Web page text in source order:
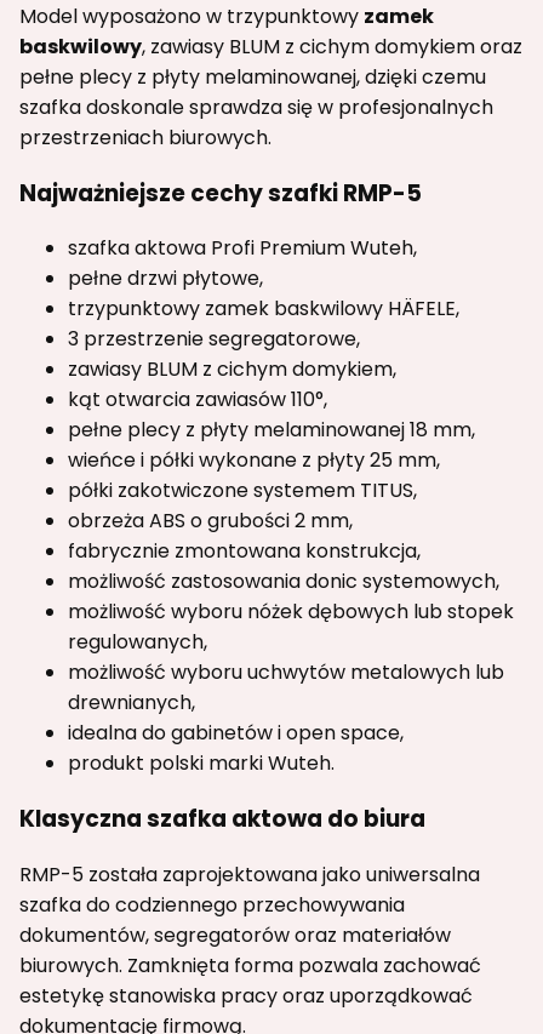
Model wyposażono w trzypunktowy zamek
baskwilowy, zawiasy BLUM z cichym domykiem oraz
pełne plecy z płyty melaminowanej, dzięki czemu
szafka doskonale sprawdza się w profesjonalnych
przestrzeniach biurowych.
Najważniejsze cechy szafki RMP-5
szafka aktowa Profi Premium Wuteh,
pełne drzwi płytowe,
trzypunktowy zamek baskwilowy HÄFELE,
3 przestrzenie segregatorowe,
zawiasy BLUM z cichym domykiem,
kąt otwarcia zawiasów 110°,
pełne plecy z płyty melaminowanej 18 mm,
wieńce i półki wykonane z płyty 25 mm,
półki zakotwiczone systemem TITUS,
obrzeża ABS o grubości 2 mm,
fabrycznie zmontowana konstrukcja,
możliwość zastosowania donic systemowych,
możliwość wyboru nóżek dębowych lub stopek
regulowanych,
możliwość wyboru uchwytów metalowych lub
drewnianych,
idealna do gabinetów i open space,
produkt polski marki Wuteh.
Klasyczna szafka aktowa do biura
RMP-5 została zaprojektowana jako uniwersalna
szafka do codziennego przechowywania
dokumentów, segregatorów oraz materiałów
biurowych. Zamknięta forma pozwala zachować
estetykę stanowiska pracy oraz uporządkować
dokumentację firmową.